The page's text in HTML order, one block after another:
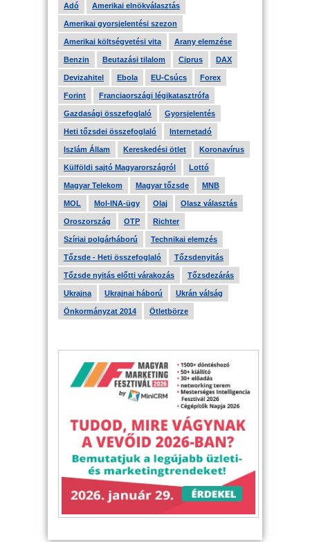
Adó Amerikai elnökválasztás
Amerikai gyorsjelentési szezon
Amerikai költségvetési vita Arany elemzése
Benzin Beutazási tilalom Ciprus DAX
Devizahitel Ebola EU-Csúcs Forex
Forint Franciaországi légikatasztrófa
Gazdasági összefoglaló Gyorsjelentés
Heti tőzsdei összefoglaló Internetadó
Iszlám Állam Kereskedési ötlet Koronavírus
Külföldi sajtó Magyarországról Lottó
Magyar Telekom Magyar tőzsde MNB
MOL Mol-INA-ügy Olaj Olasz választás
Oroszország OTP Richter
Szíriai polgárháború Technikai elemzés
Tőzsde - Heti összefoglaló Tőzsdenyitás
Tőzsde nyitás előtti várakozás Tőzsdezárás
Ukrajna Ukrajnai háború Ukrán válság
Önkormányzat 2014 Ötletbörze